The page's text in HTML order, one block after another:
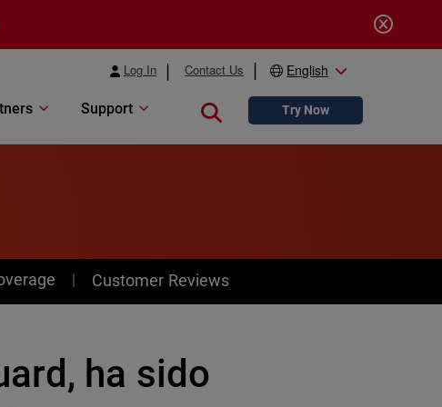
Log In Contact Us English
Support Close searchTry Now
Customer Reviews
ha sido